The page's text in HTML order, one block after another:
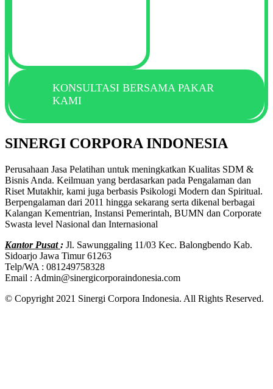
KONSULTASI BERSAMA PAKAR
KAMI
SINERGI CORPORA INDONESIA
Perusahaan Jasa Pelatihan untuk meningkatkan Kualitas SDM &
Bisnis Anda. Keilmuan yang berdasarkan pada Pengalaman dan
Riset Mutakhir, kami juga berbasis Psikologi Modern dan Spiritual.
Berpengalaman dari 2011 hingga sekarang serta dikenal berbagai
Kalangan Kementrian, Instansi Pemerintah, BUMN dan Corporate
Swasta level Nasional dan Internasional
Kantor Pusat: Jl. Sawunggaling 11/03 Kec. Balongbendo Kab.
Sidoarjo Jawa Timur 61263
Telp/WA : 081249758328
Email : Admin@sinergicorporaindonesia.com
© Copyright 2021 Sinergi Corpora Indonesia. All Rights Reserved.